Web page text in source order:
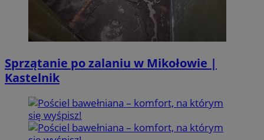
Sprzątanie po zalaniu w Mikołowie |
Kastelnik